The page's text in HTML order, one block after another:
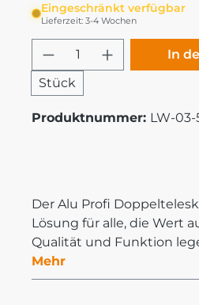
Eingeschränkt verfügbar
Lieferzeit: 3-4 Wochen
Produkt Anzahl:
Stück
In
Produktnummer: LW-03-
Der Alu Profi
Lösung für alle, die Wert
Qualität und Funktion
Mehr